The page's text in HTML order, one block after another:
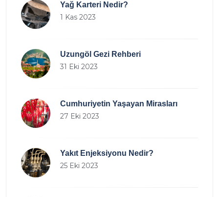
Yağ Karteri Nedir?
1 Kas 2023
Uzungöl Gezi Rehberi
31 Eki 2023
Cumhuriyetin Yaşayan Mirasları
27 Eki 2023
Yakıt Enjeksiyonu Nedir?
25 Eki 2023